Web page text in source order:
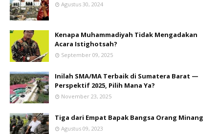
Agustus 30, 2024
Kenapa Muhammadiyah Tidak Mengadakan
Acara Istighotsah?
September 09, 2025
Inilah SMA/MA Terbaik di Sumatera Barat —
Perspektif 2025, Pilih Mana Ya?
November 23, 2025
Tiga dari Empat Bapak Bangsa Orang Minang
Agustus 09, 2023